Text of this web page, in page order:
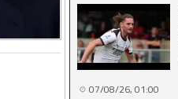
07/08/26, 01:00